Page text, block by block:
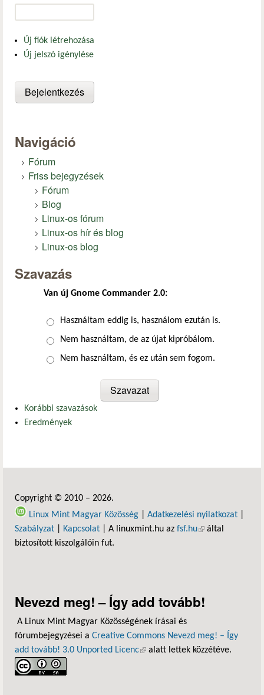
Új fiók létrehozása
Új jelszó igénylése
Navigáció
Fórum
Friss bejegyzések
Fórum
Blog
Linux-os fórum
Linux-os hír és blog
Linux-os blog
Szavazás
Van új Gnome Commander 2.0:
Választások
Használtam eddig is, használom ezután is.
Nem használtam, de az újat kipróbálom.
Nem használtam, és ez után sem fogom.
Korábbi szavazások
Eredmények
Copyright © 2010 – 2026.
Linux Mint Magyar Közösség
Adatkezelési nyilatkozat
Szabályzat
Kapcsolat | A linuxmint.hu az fsf.hu(külső hivatkozás)
által
biztosított kiszolgálóin fut.
Nevezd meg! – Így add tovább!
A Linux Mint Magyar Közösségének írásai és
fórumbejegyzései a Creative Commons Nevezd meg! – Így
add tovább! 3.0 Unported Licenc(külső hivatkozás)
alatt lettek közzétéve.